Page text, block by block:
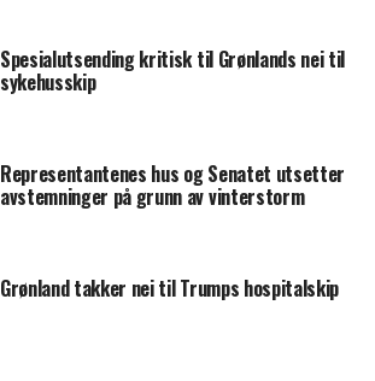
Spesialutsending kritisk til Grønlands nei til
sykehusskip
Representantenes hus og Senatet utsetter
avstemninger på grunn av vinterstorm
Grønland takker nei til Trumps hospitalskip